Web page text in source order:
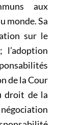
aux
monde. Sa
sur le
de la Cour
droit de la